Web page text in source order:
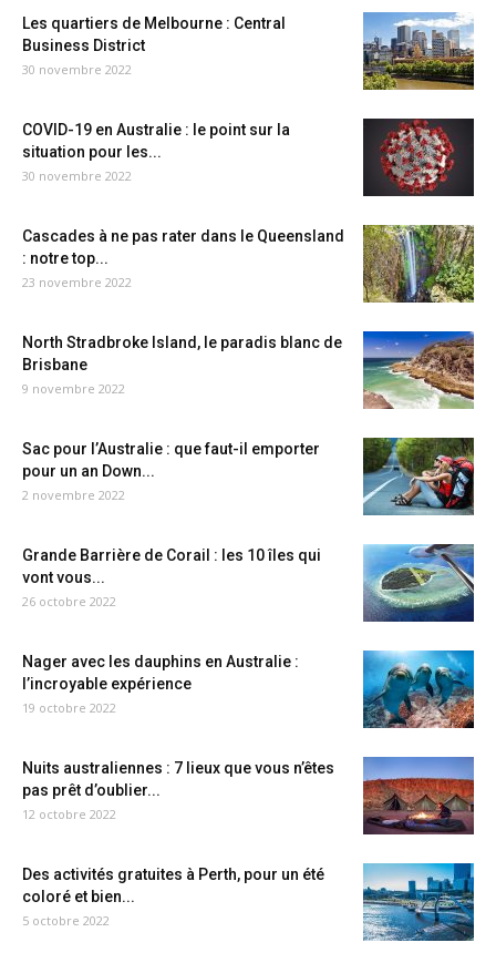
Les quartiers de Melbourne : Central
Business District
30 novembre 2022
COVID-19 en Australie : le point sur la
situation pour les...
30 novembre 2022
Cascades à ne pas rater dans le Queensland
: notre top...
23 novembre 2022
North Stradbroke Island, le paradis blanc de
Brisbane
9 novembre 2022
Sac pour l’Australie : que faut-il emporter
pour un an Down...
2 novembre 2022
Grande Barrière de Corail : les 10 îles qui
vont vous...
26 octobre 2022
Nager avec les dauphins en Australie :
l’incroyable expérience
19 octobre 2022
Nuits australiennes : 7 lieux que vous n’êtes
pas prêt d’oublier...
12 octobre 2022
Des activités gratuites à Perth, pour un été
coloré et bien...
5 octobre 2022